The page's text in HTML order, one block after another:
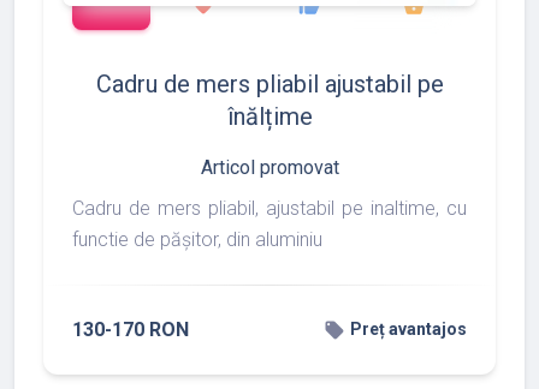
favorite thumb_up shopping_basket
Cadru de mers pliabil ajustabil pe
înălțime
Articol promovat
Cadru de mers pliabil, ajustabil pe inaltime, cu
functie de pășitor, din aluminiu
130-170 RON local_offer Preț avantajos